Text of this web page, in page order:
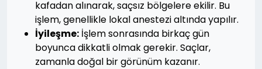
kafadan alınarak, saçsız bölgelere ekilir. Bu
işlem, genellikle lokal anestezi altında yapılır.
İyileşme: İşlem sonrasında birkaç gün
boyunca dikkatli olmak gerekir. Saçlar,
zamanla doğal bir görünüm kazanır.